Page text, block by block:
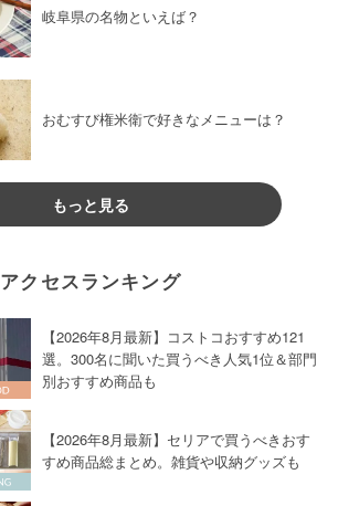
岐阜県の名物といえば？
おむすび権米衛で好きなメニューは？
もっと見る
アクセスランキング
【2026年8月最新】コストコおすすめ121
選。300名に聞いた買うべき人気1位＆部門
別おすすめ商品も
【2026年8月最新】セリアで買うべきおす
すめ商品総まとめ。雑貨や収納グッズも